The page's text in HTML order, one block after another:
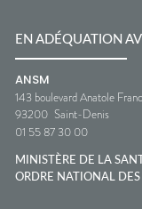
EN ADÉQUATION
ANSM
143 boulevard Anatole
93200 Saint-Denis
01 55 87 30 00
MINISTÈRE DE LA
ORDRE NATIONAL